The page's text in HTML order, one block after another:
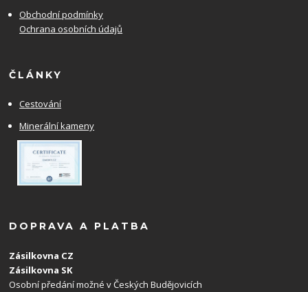
Obchodní podmínky
Ochrana osobních údajů
ČLÁNKY
Cestování
Minerální kameny
DOPRAVA A PLATBA
Zásilkovna CZ
Zásilkovna SK
Osobní předání možné v Českých Budějovicích